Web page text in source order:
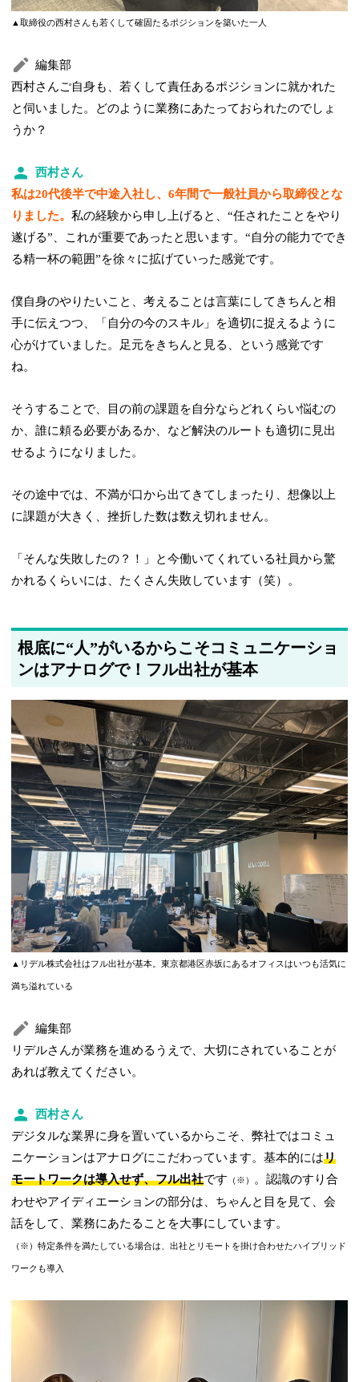
▲取締役の西村さんも若くして確固たるポジションを築いた一人
編集部
西村さんご自身も、若くして責任あるポジションに就かれた
と伺いました。どのように業務にあたっておられたのでしょ
うか？
西村さん
私は20代後半で中途入社し、6年間で一般社員から取締役とな
りました。私の経験から申し上げると、“任されたことをやり
遂げる”、これが重要であったと思います。“自分の能力ででき
る精一杯の範囲”を徐々に拡げていった感覚です。
僕自身のやりたいこと、考えることは言葉にしてきちんと相
手に伝えつつ、「自分の今のスキル」を適切に捉えるように
心がけていました。足元をきちんと見る、という感覚です
ね。
そうすることで、目の前の課題を自分ならどれくらい悩むの
か、誰に頼る必要があるか、など解決のルートも適切に見出
せるようになりました。
その途中では、不満が口から出てきてしまったり、想像以上
に課題が大きく、挫折した数は数え切れません。
「そんな失敗したの？！」と今働いてくれている社員から驚
かれるくらいには、たくさん失敗しています（笑）。
根底に“人”がいるからこそコミュニケーショ
ンはアナログで！フル出社が基本
▲リデル株式会社はフル出社が基本。東京都港区赤坂にあるオフィスはいつも活気に
満ち溢れている
編集部
リデルさんが業務を進めるうえで、大切にされていることが
あれば教えてください。
西村さん
デジタルな業界に身を置いているからこそ、弊社ではコミュ
ニケーションはアナログにこだわっています。基本的にはリ
モートワークは導入せず、フル出社です （※）
。認識のすり合
わせやアイディエーションの部分は、ちゃんと目を見て、会
話をして、業務にあたることを大事にしています。
（※）特定条件を満たしている場合は、出社とリモートを掛け合わせたハイブリッド
ワークも導入